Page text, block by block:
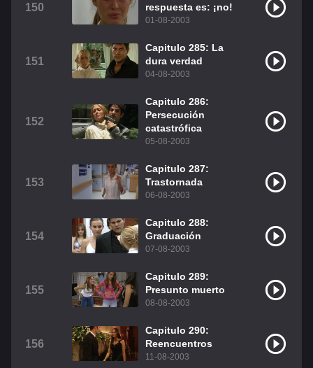
150
respuesta es: ¡no!
01-08-2003
151
Capitulo 285: La
dura verdad
04-08-2003
152
Capitulo 286:
Persecución
catastrófica
05-08-2003
153
Capitulo 287:
Trastornada
06-08-2003
154
Capitulo 288:
Graduación
07-08-2003
155
Capitulo 289:
Presunto muerto
08-08-2003
156
Capitulo 290:
Reencuentros
11-08-2003